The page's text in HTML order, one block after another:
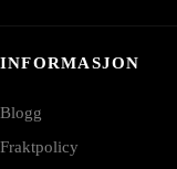
INFORMASJON
Blogg
Fraktpolicy